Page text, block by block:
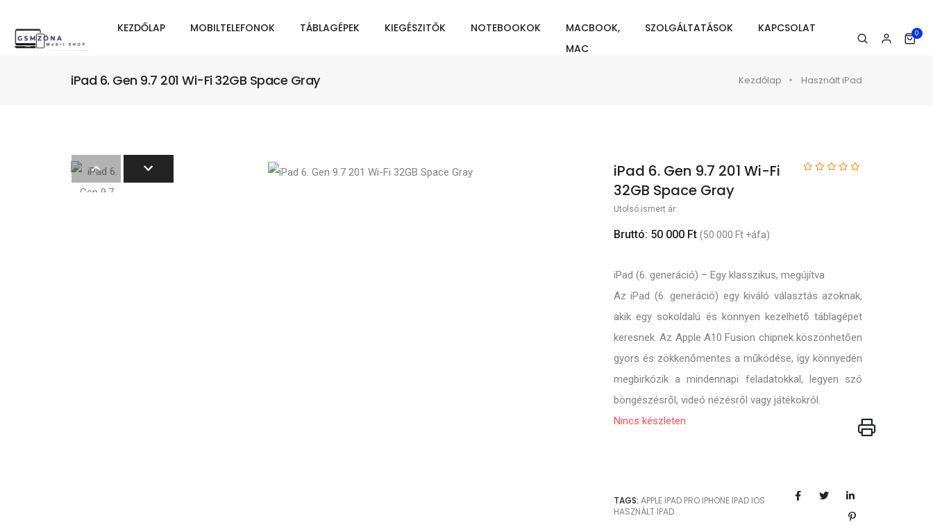
KEZDŐLAP MOBILTELEFONOK TÁBLAGÉPEK KIEGÉSZITŐK NOTEBOOKOK
MACBOOK,
MAC
SZOLGÁLTATÁSOK KAPCSOLAT 0
iPad 6. Gen 9.7 201 Wi-Fi 32GB Space Gray Kezdőlap Használt iPad
iPad 6. Gen 9.7 201 Wi-Fi
32GB Space Gray
Utolsó ismert ár:
Bruttó: 50 000 Ft (50 000 Ft +áfa)
iPad (6. generáció) – Egy klasszikus, megújítva
Az iPad (6. generáció) egy kiváló választás azoknak,
akik egy sokoldalú és könnyen kezelhető táblagépet
keresnek. Az Apple A10 Fusion chipnek köszönhetően
gyors és zökkenőmentes a működése, így könnyedén
megbirkózik a mindennapi feladatokkal, legyen szó
böngészésről, videó nézésről vagy játékokról.
Nincs készleten
TAGS: APPLE IPAD PRO IPHONE IPAD IOS
HASZNÁLT IPAD